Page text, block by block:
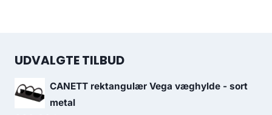
UDVALGTE TILBUD
CANETT rektangulær Vega væghylde - sort
metal